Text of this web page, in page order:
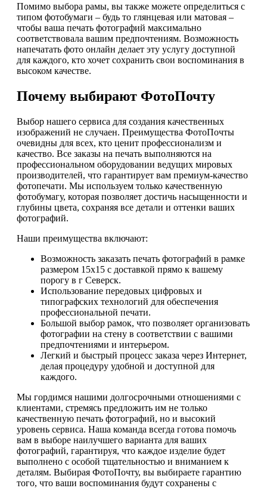
Помимо выбора рамы, вы также можете определиться с
типом фотобумаги – будь то глянцевая или матовая –
чтобы ваша печать фотографий максимально
соответствовала вашим предпочтениям. Возможность
напечатать фото онлайн делает эту услугу доступной
для каждого, кто хочет сохранить свои воспоминания в
высоком качестве.
Почему выбирают ФотоПочту
Выбор нашего сервиса для создания качественных
изображений не случаен. Преимущества ФотоПочты
очевидны для всех, кто ценит профессионализм и
качество. Все заказы на печать выполняются на
профессиональном оборудовании ведущих мировых
производителей, что гарантирует вам премиум-качество
фотопечати. Мы используем только качественную
фотобумагу, которая позволяет достичь насыщенности и
глубины цвета, сохраняя все детали и оттенки ваших
фотографий.
Наши преимущества включают:
Возможность заказать печать фотографий в рамке
размером 15x15 с доставкой прямо к вашему
порогу в г Северск.
Использование передовых цифровых и
типографских технологий для обеспечения
профессиональной печати.
Большой выбор рамок, что позволяет организовать
фотографии на стену в соответствии с вашими
предпочтениями и интерьером.
Легкий и быстрый процесс заказа через Интернет,
делая процедуру удобной и доступной для
каждого.
Мы гордимся нашими долгосрочными отношениями с
клиентами, стремясь предложить им не только
качественную печать фотографий, но и высокий
уровень сервиса. Наша команда всегда готова помочь
вам в выборе наилучшего варианта для ваших
фотографий, гарантируя, что каждое изделие будет
выполнено с особой тщательностью и вниманием к
деталям. Выбирая ФотоПочту, вы выбираете гарантию
того, что ваши воспоминания будут сохранены с